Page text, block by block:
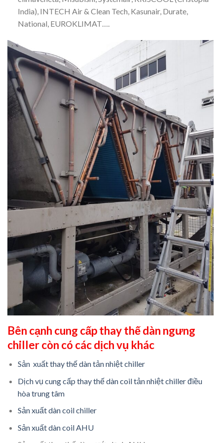
India), INTECH Air & Clean Tech, Kasunair, Durate,
National, EUROKLIMAT….
Bên cạnh cung cấp thay thế dàn ngưng
chiller còn có các dịch vụ khác
Sản xuất thay thế dàn tản nhiệt chiller
Dịch vụ cung cấp thay thế dàn coil tản nhiệt chiller điều
hòa trung tâm
Sản xuất dàn coil chiller
Sản xuất dàn coil AHU